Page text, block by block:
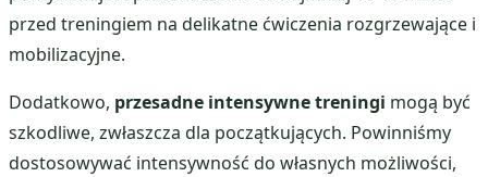
przed treningiem na delikatne ćwiczenia rozgrzewające i
mobilizacyjne.
Dodatkowo, przesadne intensywne treningi mogą być
szkodliwe, zwłaszcza dla początkujących. Powinniśmy
dostosowywać intensywność do własnych możliwości,